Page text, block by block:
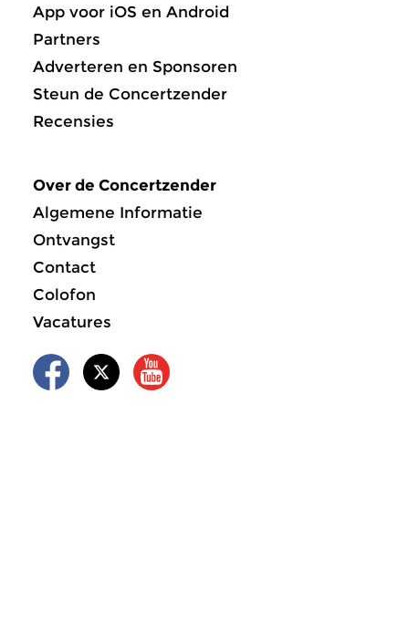
App voor iOS en Android
Partners
Adverteren en Sponsoren
Steun de Concertzender
Recensies
Over de Concertzender
Algemene Informatie
Ontvangst
Contact
Colofon
Vacatures